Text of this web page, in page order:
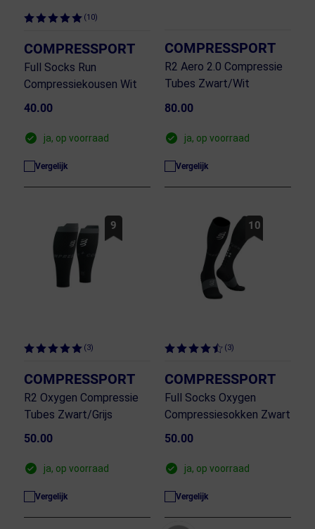
(10)
COMPRESSPORT
Full Socks Run
Compressiekousen Wit
40.00
ja, op voorraad
Vergelijk
COMPRESSPORT
R2 Aero 2.0 Compressie
Tubes Zwart/Wit
80.00
ja, op voorraad
Vergelijk
9
(3)
COMPRESSPORT
R2 Oxygen Compressie
Tubes Zwart/Grijs
50.00
ja, op voorraad
Vergelijk
10
(3)
COMPRESSPORT
Full Socks Oxygen
Compressiesokken Zwart
50.00
ja, op voorraad
Vergelijk